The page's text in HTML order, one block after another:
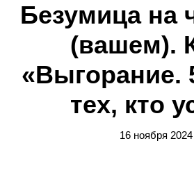
Безумица на
(вашем).
«Выгорание.
тех, кто
16 ноября 2024